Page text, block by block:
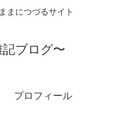
まにつづるサイト
ブログ〜
プロフィール